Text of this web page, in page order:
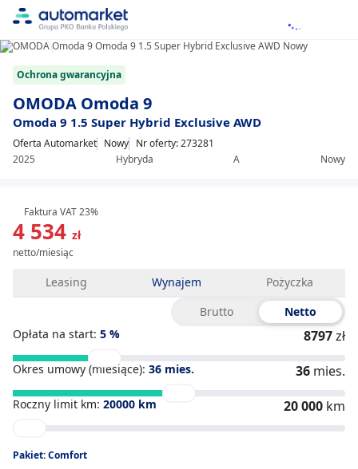
Ochrona gwarancyjna
OMODA Omoda 9
Omoda 9 1.5 Super Hybrid Exclusive AWD
Oferta Automarket Nowy
2025
Hybryda A Nowy
Nr oferty: 273281
4 534 zł
netto/miesiąc
Faktura VAT 23%
Leasing Wynajem
Pożyczka
Brutto
Netto
Opłata na start: 5 % 8797zł
Okres umowy (miesiące): 36 mies. 36 mies.
Roczny limit km: 20000 km 20 000 km
Pakiet: Comfort